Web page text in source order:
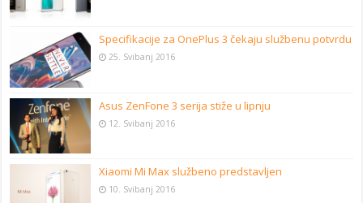
Specifikacije za OnePlus 3 čekaju službenu potvrdu
25. Svibanj 2016
Asus ZenFone 3 serija stiže u lipnju
12. Svibanj 2016
Xiaomi Mi Max službeno predstavljen
10. Svibanj 2016